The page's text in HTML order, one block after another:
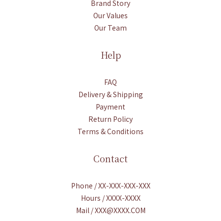
Brand Story
Our Values
Our Team
Help
FAQ
Delivery & Shipping
Payment
Return Policy
Terms & Conditions
Contact
Phone / XX-XXX-XXX-XXX
Hours / XXXX-XXXX
Mail / XXX@XXXX.COM